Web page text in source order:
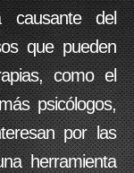
causante del
que pueden
como el
psicólogos,
por las
herramienta